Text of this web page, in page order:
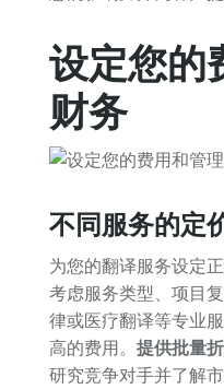
设定您的
财务
不同服务的定
为您的翻译服务设定
考虑服务类型、项目
律或医疗翻译等专业
高的费用。 提供批量
研究竞争对手并了解